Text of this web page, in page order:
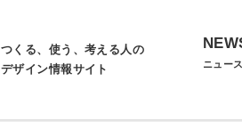
つくる、使う、考える人の
デザイン情報サイト
ニュー